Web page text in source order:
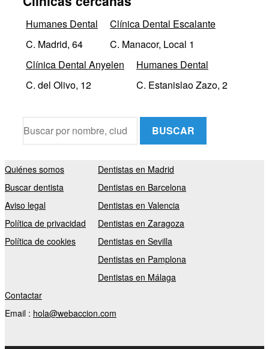
Humanes Dental
C. Madrid, 64
Clínica Dental Escalante
C. Manacor, Local 1
Clínica Dental Anyelen
C. del Olivo, 12
Humanes Dental
C. Estanislao Zazo, 2
BUSCAR
Quiénes somos
Buscar dentista
Aviso legal
Política de privacidad
Política de cookies
Dentistas en Madrid
Dentistas en Barcelona
Dentistas en Valencia
Dentistas en Zaragoza
Dentistas en Sevilla
Dentistas en Pamplona
Dentistas en Málaga
Contactar
Email : hola@webaccion.com